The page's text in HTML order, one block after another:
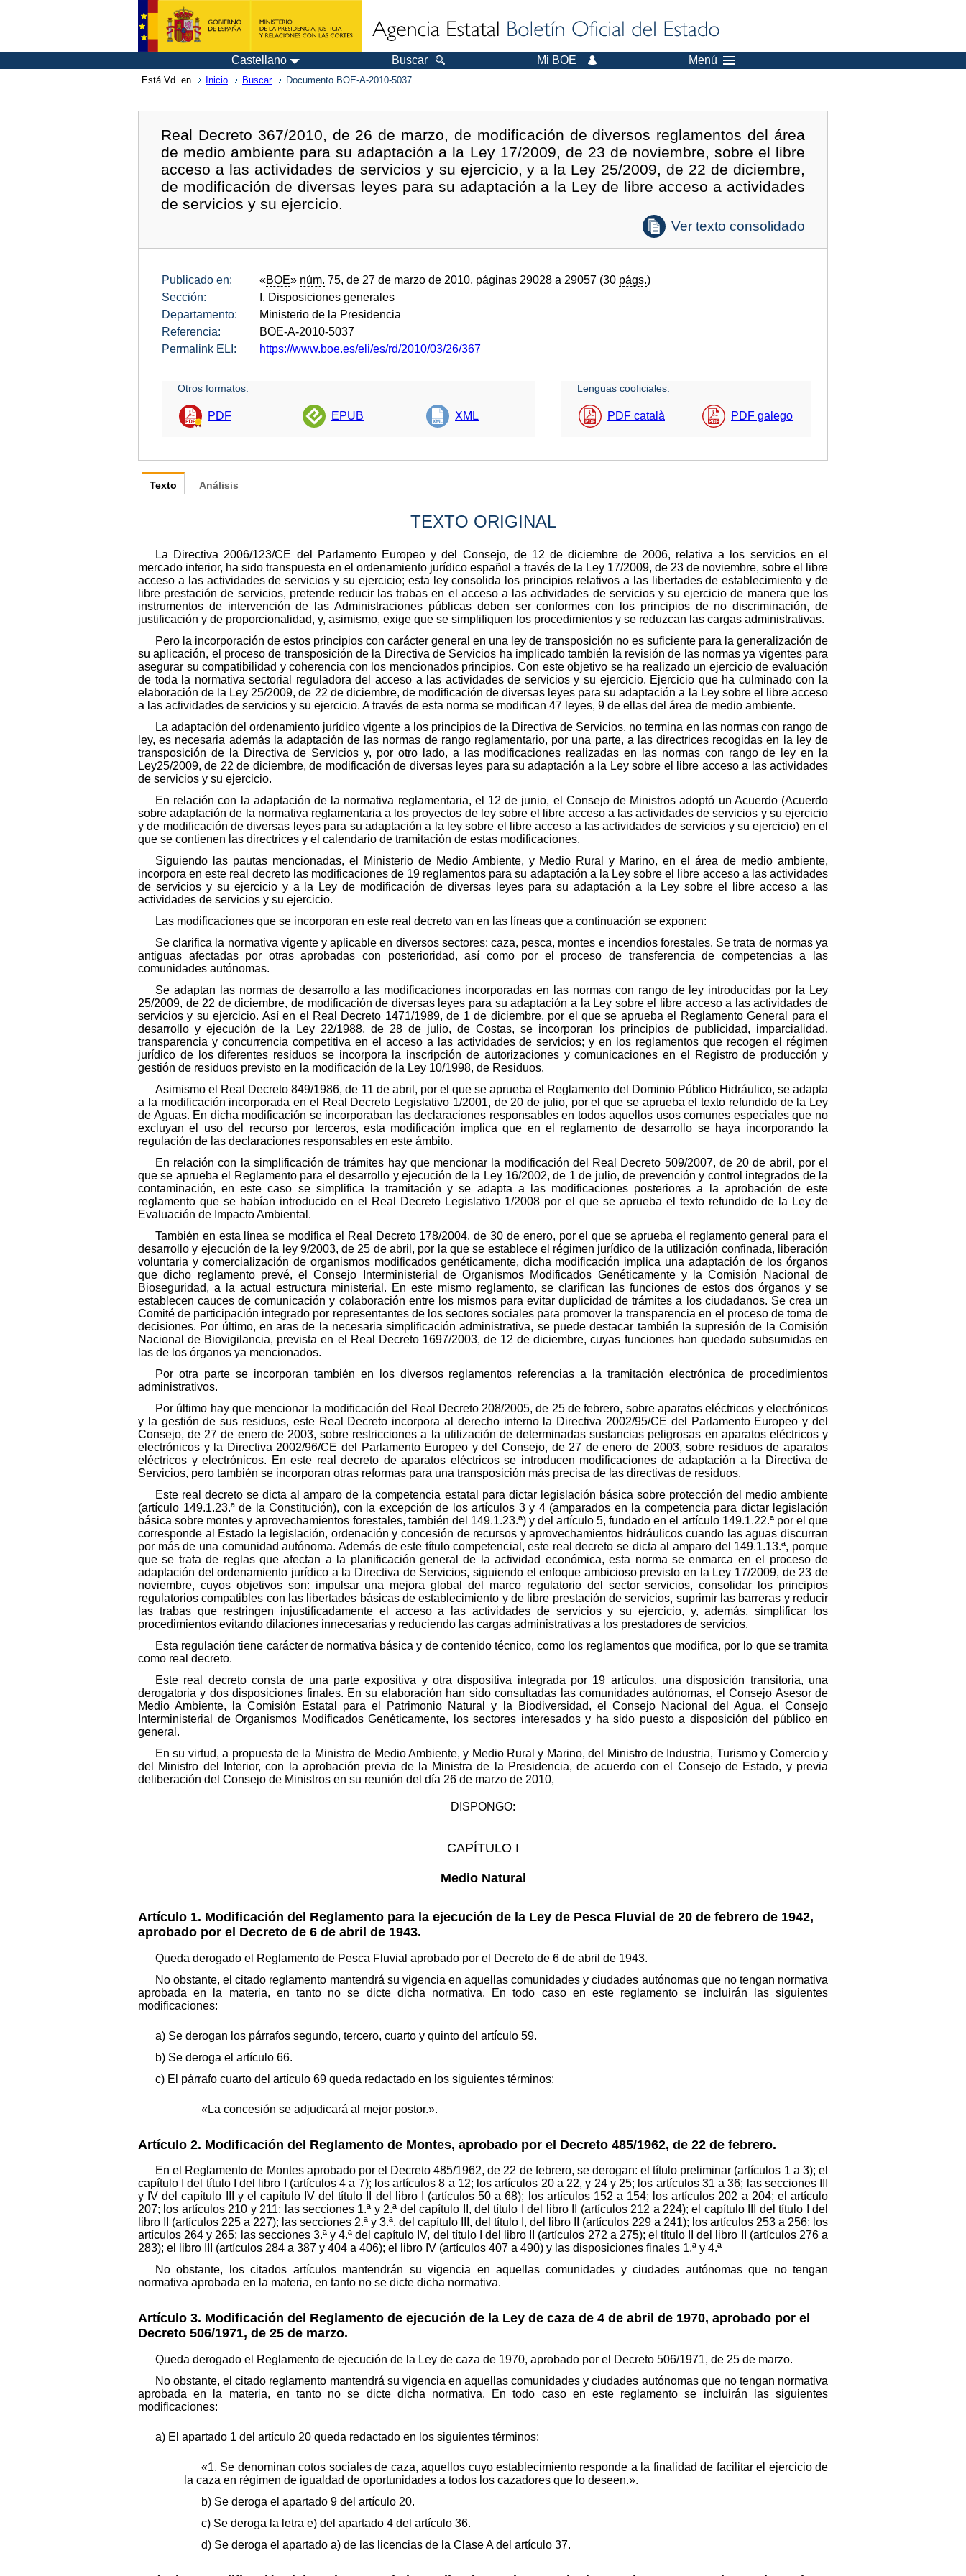
Castellano Buscar Mi BOE Menú
Está Vd. en Inicio Buscar Documento BOE-A-2010-5037
Real Decreto 367/2010, de 26 de marzo, de modificación de diversos reglamentos del área
de medio ambiente para su adaptación a la Ley 17/2009, de 23 de noviembre, sobre el libre
acceso a las actividades de servicios y su ejercicio, y a la Ley 25/2009, de 22 de diciembre,
de modificación de diversas leyes para su adaptación a la Ley de libre acceso a actividades
de servicios y su ejercicio.
Ver texto consolidado
Publicado en: «BOE» núm. 75, de 27 de marzo de 2010, páginas 29028 a 29057 (30 págs.)
Sección:
I. Disposiciones generales
Departamento:
Ministerio de la Presidencia
Referencia:
BOE-A-2010-5037
Permalink ELI:
https://www.boe.es/eli/es/rd/2010/03/26/367
Otros formatos:
PDF EPUB XML
Lenguas cooficiales:
PDF català PDF galego
Texto
TEXTO ORIGINAL
La Directiva 2006/123/CE del Parlamento Europeo y del Consejo, de 12 de diciembre de 2006, relativa a los servicios en el
mercado interior, ha sido transpuesta en el ordenamiento jurídico español a través de la Ley 17/2009, de 23 de noviembre, sobre el libre
acceso a las actividades de servicios y su ejercicio; esta ley consolida los principios relativos a las libertades de establecimiento y de
libre prestación de servicios, pretende reducir las trabas en el acceso a las actividades de servicios y su ejercicio de manera que los
instrumentos de intervención de las Administraciones públicas deben ser conformes con los principios de no discriminación, de
justificación y de proporcionalidad, y, asimismo, exige que se simplifiquen los procedimientos y se reduzcan las cargas administrativas.
Pero la incorporación de estos principios con carácter general en una ley de transposición no es suficiente para la generalización de
su aplicación, el proceso de transposición de la Directiva de Servicios ha implicado también la revisión de las normas ya vigentes para
asegurar su compatibilidad y coherencia con los mencionados principios. Con este objetivo se ha realizado un ejercicio de evaluación
de toda la normativa sectorial reguladora del acceso a las actividades de servicios y su ejercicio. Ejercicio que ha culminado con la
elaboración de la Ley 25/2009, de 22 de diciembre, de modificación de diversas leyes para su adaptación a la Ley sobre el libre acceso
a las actividades de servicios y su ejercicio. A través de esta norma se modifican 47 leyes, 9 de ellas del área de medio ambiente.
La adaptación del ordenamiento jurídico vigente a los principios de la Directiva de Servicios, no termina en las normas con rango de
ley, es necesaria además la adaptación de las normas de rango reglamentario, por una parte, a las directrices recogidas en la ley de
transposición de la Directiva de Servicios y, por otro lado, a las modificaciones realizadas en las normas con rango de ley en la
Ley25/2009, de 22 de diciembre, de modificación de diversas leyes para su adaptación a la Ley sobre el libre acceso a las actividades
de servicios y su ejercicio.
En relación con la adaptación de la normativa reglamentaria, el 12 de junio, el Consejo de Ministros adoptó un Acuerdo (Acuerdo
sobre adaptación de la normativa reglamentaria a los proyectos de ley sobre el libre acceso a las actividades de servicios y su ejercicio
y de modificación de diversas leyes para su adaptación a la ley sobre el libre acceso a las actividades de servicios y su ejercicio) en el
que se contienen las directrices y el calendario de tramitación de estas modificaciones.
Siguiendo las pautas mencionadas, el Ministerio de Medio Ambiente, y Medio Rural y Marino, en el área de medio ambiente,
incorpora en este real decreto las modificaciones de 19 reglamentos para su adaptación a la Ley sobre el libre acceso a las actividades
de servicios y su ejercicio y a la Ley de modificación de diversas leyes para su adaptación a la Ley sobre el libre acceso a las
actividades de servicios y su ejercicio.
Las modificaciones que se incorporan en este real decreto van en las líneas que a continuación se exponen:
Se clarifica la normativa vigente y aplicable en diversos sectores: caza, pesca, montes e incendios forestales. Se trata de normas ya
antiguas afectadas por otras aprobadas con posterioridad, así como por el proceso de transferencia de competencias a las
comunidades autónomas.
Se adaptan las normas de desarrollo a las modificaciones incorporadas en las normas con rango de ley introducidas por la Ley
25/2009, de 22 de diciembre, de modificación de diversas leyes para su adaptación a la Ley sobre el libre acceso a las actividades de
servicios y su ejercicio. Así en el Real Decreto 1471/1989, de 1 de diciembre, por el que se aprueba el Reglamento General para el
desarrollo y ejecución de la Ley 22/1988, de 28 de julio, de Costas, se incorporan los principios de publicidad, imparcialidad,
transparencia y concurrencia competitiva en el acceso a las actividades de servicios; y en los reglamentos que recogen el régimen
jurídico de los diferentes residuos se incorpora la inscripción de autorizaciones y comunicaciones en el Registro de producción y
gestión de residuos previsto en la modificación de la Ley 10/1998, de Residuos.
Asimismo el Real Decreto 849/1986, de 11 de abril, por el que se aprueba el Reglamento del Dominio Público Hidráulico, se adapta
a la modificación incorporada en el Real Decreto Legislativo 1/2001, de 20 de julio, por el que se aprueba el texto refundido de la Ley
de Aguas. En dicha modificación se incorporaban las declaraciones responsables en todos aquellos usos comunes especiales que no
excluyan el uso del recurso por terceros, esta modificación implica que en el reglamento de desarrollo se haya incorporando la
regulación de las declaraciones responsables en este ámbito.
En relación con la simplificación de trámites hay que mencionar la modificación del Real Decreto 509/2007, de 20 de abril, por el
que se aprueba el Reglamento para el desarrollo y ejecución de la Ley 16/2002, de 1 de julio, de prevención y control integrados de la
contaminación, en este caso se simplifica la tramitación y se adapta a las modificaciones posteriores a la aprobación de este
reglamento que se habían introducido en el Real Decreto Legislativo 1/2008 por el que se aprueba el texto refundido de la Ley de
Evaluación de Impacto Ambiental.
También en esta línea se modifica el Real Decreto 178/2004, de 30 de enero, por el que se aprueba el reglamento general para el
desarrollo y ejecución de la ley 9/2003, de 25 de abril, por la que se establece el régimen jurídico de la utilización confinada, liberación
voluntaria y comercialización de organismos modificados genéticamente, dicha modificación implica una adaptación de los órganos
que dicho reglamento prevé, el Consejo Interministerial de Organismos Modificados Genéticamente y la Comisión Nacional de
Bioseguridad, a la actual estructura ministerial. En este mismo reglamento, se clarifican las funciones de estos dos órganos y se
establecen cauces de comunicación y colaboración entre los mismos para evitar duplicidad de trámites a los ciudadanos. Se crea un
Comité de participación integrado por representantes de los sectores sociales para promover la transparencia en el proceso de toma de
decisiones. Por último, en aras de la necesaria simplificación administrativa, se puede destacar también la supresión de la Comisión
Nacional de Biovigilancia, prevista en el Real Decreto 1697/2003, de 12 de diciembre, cuyas funciones han quedado subsumidas en
las de los órganos ya mencionados.
Por otra parte se incorporan también en los diversos reglamentos referencias a la tramitación electrónica de procedimientos
administrativos.
Por último hay que mencionar la modificación del Real Decreto 208/2005, de 25 de febrero, sobre aparatos eléctricos y electrónicos
y la gestión de sus residuos, este Real Decreto incorpora al derecho interno la Directiva 2002/95/CE del Parlamento Europeo y del
Consejo, de 27 de enero de 2003, sobre restricciones a la utilización de determinadas sustancias peligrosas en aparatos eléctricos y
electrónicos y la Directiva 2002/96/CE del Parlamento Europeo y del Consejo, de 27 de enero de 2003, sobre residuos de aparatos
eléctricos y electrónicos. En este real decreto de aparatos eléctricos se introducen modificaciones de adaptación a la Directiva de
Servicios, pero también se incorporan otras reformas para una transposición más precisa de las directivas de residuos.
Este real decreto se dicta al amparo de la competencia estatal para dictar legislación básica sobre protección del medio ambiente
(artículo 149.1.23.ª de la Constitución), con la excepción de los artículos 3 y 4 (amparados en la competencia para dictar legislación
básica sobre montes y aprovechamientos forestales, también del 149.1.23.ª) y del artículo 5, fundado en el artículo 149.1.22.ª por el que
corresponde al Estado la legislación, ordenación y concesión de recursos y aprovechamientos hidráulicos cuando las aguas discurran
por más de una comunidad autónoma. Además de este título competencial, este real decreto se dicta al amparo del 149.1.13.ª, porque
que se trata de reglas que afectan a la planificación general de la actividad económica, esta norma se enmarca en el proceso de
adaptación del ordenamiento jurídico a la Directiva de Servicios, siguiendo el enfoque ambicioso previsto en la Ley 17/2009, de 23 de
noviembre, cuyos objetivos son: impulsar una mejora global del marco regulatorio del sector servicios, consolidar los principios
regulatorios compatibles con las libertades básicas de establecimiento y de libre prestación de servicios, suprimir las barreras y reducir
las trabas que restringen injustificadamente el acceso a las actividades de servicios y su ejercicio, y, además, simplificar los
procedimientos evitando dilaciones innecesarias y reduciendo las cargas administrativas a los prestadores de servicios.
Esta regulación tiene carácter de normativa básica y de contenido técnico, como los reglamentos que modifica, por lo que se tramita
como real decreto.
Este real decreto consta de una parte expositiva y otra dispositiva integrada por 19 artículos, una disposición transitoria, una
derogatoria y dos disposiciones finales. En su elaboración han sido consultadas las comunidades autónomas, el Consejo Asesor de
Medio Ambiente, la Comisión Estatal para el Patrimonio Natural y la Biodiversidad, el Consejo Nacional del Agua, el Consejo
Interministerial de Organismos Modificados Genéticamente, los sectores interesados y ha sido puesto a disposición del público en
general.
En su virtud, a propuesta de la Ministra de Medio Ambiente, y Medio Rural y Marino, del Ministro de Industria, Turismo y Comercio y
del Ministro del Interior, con la aprobación previa de la Ministra de la Presidencia, de acuerdo con el Consejo de Estado, y previa
deliberación del Consejo de Ministros en su reunión del día 26 de marzo de 2010,
DISPONGO:
CAPÍTULO I
Medio Natural
Artículo 1. Modificación del Reglamento para la ejecución de la Ley de Pesca Fluvial de 20 de febrero de 1942,
aprobado por el Decreto de 6 de abril de 1943.
Queda derogado el Reglamento de Pesca Fluvial aprobado por el Decreto de 6 de abril de 1943.
No obstante, el citado reglamento mantendrá su vigencia en aquellas comunidades y ciudades autónomas que no tengan normativa
aprobada en la materia, en tanto no se dicte dicha normativa. En todo caso en este reglamento se incluirán las siguientes
modificaciones:
a) Se derogan los párrafos segundo, tercero, cuarto y quinto del artículo 59.
b) Se deroga el artículo 66.
c) El párrafo cuarto del artículo 69 queda redactado en los siguientes términos:
«La concesión se adjudicará al mejor postor.».
Artículo 2. Modificación del Reglamento de Montes, aprobado por el Decreto 485/1962, de 22 de febrero.
En el Reglamento de Montes aprobado por el Decreto 485/1962, de 22 de febrero, se derogan: el título preliminar (artículos 1 a 3); el
capítulo I del título I del libro I (artículos 4 a 7); los artículos 8 a 12; los artículos 20 a 22, y 24 y 25; los artículos 31 a 36; las secciones III
y IV del capítulo III y el capítulo IV del título II del libro I (artículos 50 a 68); los artículos 152 a 154; los artículos 202 a 204; el artículo
207; los artículos 210 y 211; las secciones 1.ª y 2.ª del capítulo II, del título I del libro II (artículos 212 a 224); el capítulo III del título I del
libro II (artículos 225 a 227); las secciones 2.ª y 3.ª, del capítulo III, del título I, del libro II (artículos 229 a 241); los artículos 253 a 256; los
artículos 264 y 265; las secciones 3.ª y 4.ª del capítulo IV, del título I del libro II (artículos 272 a 275); el título II del libro II (artículos 276 a
283); el libro III (artículos 284 a 387 y 404 a 406); el libro IV (artículos 407 a 490) y las disposiciones finales 1.ª y 4.ª
No obstante, los citados artículos mantendrán su vigencia en aquellas comunidades y ciudades autónomas que no tengan
normativa aprobada en la materia, en tanto no se dicte dicha normativa.
Artículo 3. Modificación del Reglamento de ejecución de la Ley de caza de 4 de abril de 1970, aprobado por el
Decreto 506/1971, de 25 de marzo.
Queda derogado el Reglamento de ejecución de la Ley de caza de 1970, aprobado por el Decreto 506/1971, de 25 de marzo.
No obstante, el citado reglamento mantendrá su vigencia en aquellas comunidades y ciudades autónomas que no tengan normativa
aprobada en la materia, en tanto no se dicte dicha normativa. En todo caso en este reglamento se incluirán las siguientes
modificaciones:
a) El apartado 1 del artículo 20 queda redactado en los siguientes términos:
«1. Se denominan cotos sociales de caza, aquellos cuyo establecimiento responde a la finalidad de facilitar el ejercicio de
la caza en régimen de igualdad de oportunidades a todos los cazadores que lo deseen.».
b) Se deroga el apartado 9 del artículo 20.
c) Se deroga la letra e) del apartado 4 del artículo 36.
d) Se deroga el apartado a) de las licencias de la Clase A del artículo 37.
Análisis